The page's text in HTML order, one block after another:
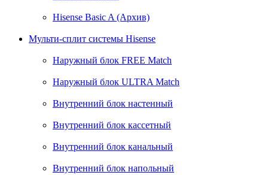
Hisense Basic A (Архив)
Мульти-сплит системы Hisense
Наружный блок FREE Match
Наружный блок ULTRA Match
Внутренний блок настенный
Внутренний блок кассетный
Внутренний блок канальный
Внутренний блок напольный